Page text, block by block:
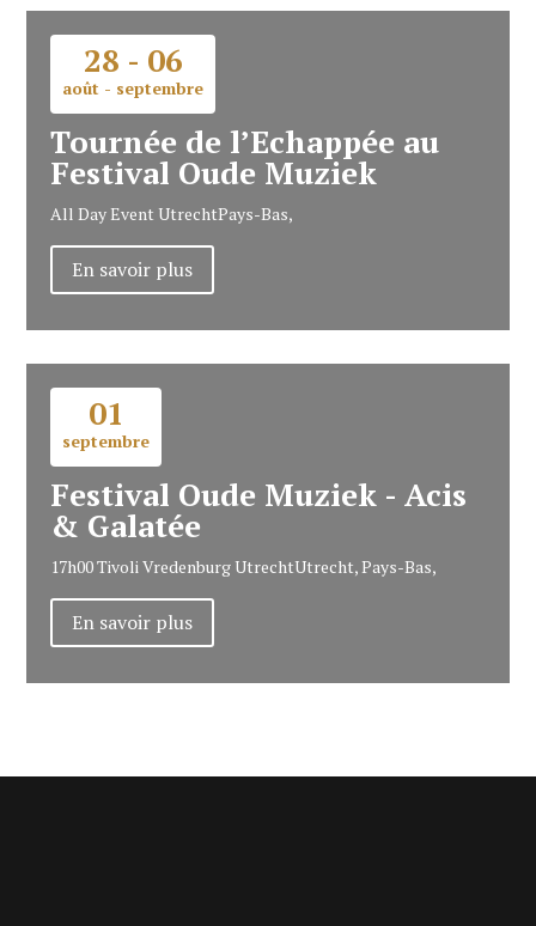
28 - 06
août - septembre
Tournée de l’Echappée au
Festival Oude Muziek
All Day EventUtrechtPays-Bas,
En savoir plus
01
septembre
Festival Oude Muziek - Acis
& Galatée
17h00Tivoli Vredenburg UtrechtUtrecht, Pays-Bas,
En savoir plus